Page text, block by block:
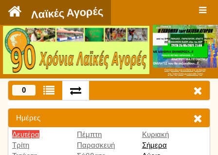
Λαϊκές Αγορές
Πατήστε εδώ για να δείτε την εκπομπή
την Τρίτη 9:00 μμ και κάθε Τρίτη
0
Ημέρες
Δευτέρα
Τρίτη
Πέμπτη
Παρασκευή
Κυριακή
Σήμερα